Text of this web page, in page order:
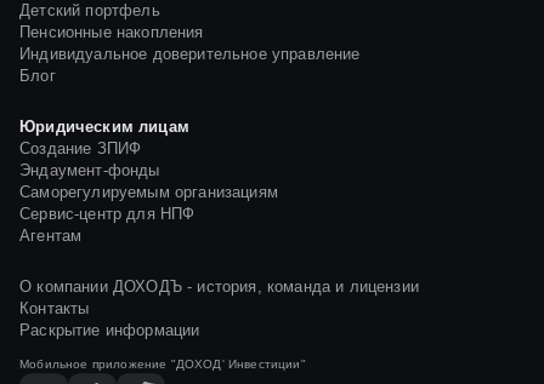
Детский портфель
Пенсионные накопления
Индивидуальное доверительное управление
Блог
Юридическим лицам
Создание ЗПИФ
Эндаумент-фонды
Саморегулируемым организациям
Сервис-центр для НПФ
Агентам
О компании ДОХОДЪ - история, команда и лицензии
Контакты
Раскрытие информации
Мобильное приложение "ДОХОД' Инвестиции"